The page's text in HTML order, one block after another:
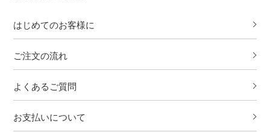
はじめてのお客様に
ご注文の流れ
よくあるご質問
お支払いについて